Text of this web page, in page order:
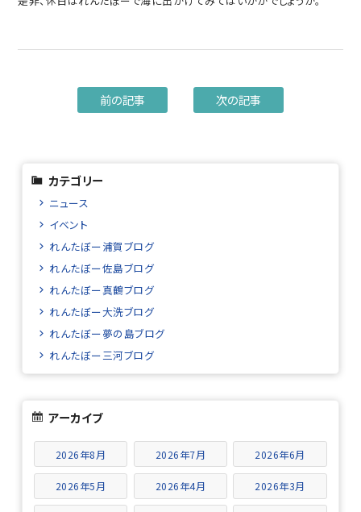
前の記事 次の記事
カテゴリー
ニュース
イベント
れんたぼー浦賀ブログ
れんたぼー佐島ブログ
れんたぼー真鶴ブログ
れんたぼー大洗ブログ
れんたぼー夢の島ブログ
れんたぼー三河ブログ
アーカイブ
2026年8月 2026年7月 2026年6月
2026年5月 2026年4月 2026年3月